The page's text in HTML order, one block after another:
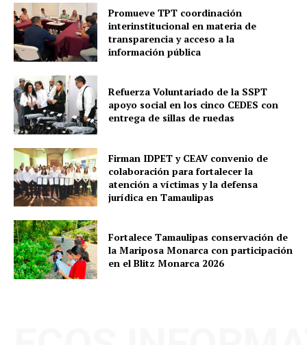
Promueve TPT coordinación
interinstitucional en materia de
transparencia y acceso a la
información pública
Refuerza Voluntariado de la SSPT
apoyo social en los cinco CEDES con
entrega de sillas de ruedas
Firman IDPET y CEAV convenio de
colaboración para fortalecer la
atención a víctimas y la defensa
jurídica en Tamaulipas
Fortalece Tamaulipas conservación de
la Mariposa Monarca con participación
en el Blitz Monarca 2026